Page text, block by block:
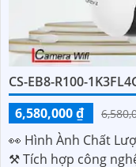
CS-EB8-R100-
6,580,000 ₫
️👀 Hình Ành Chất
⚒ Tích hợp công